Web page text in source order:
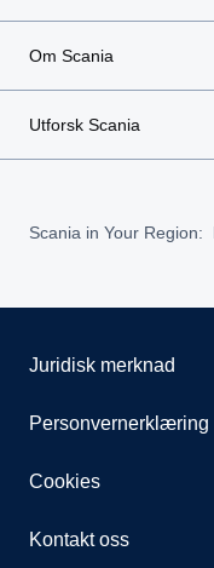
Om Scania
Utforsk Scania
Scania in Your Region:
Juridisk merknad
Personvernerklæring
Cookies
Kontakt oss